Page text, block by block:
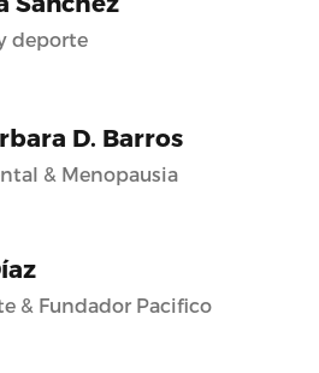
deporte
D. Barros
& Menopausia
& Fundador Pacifico